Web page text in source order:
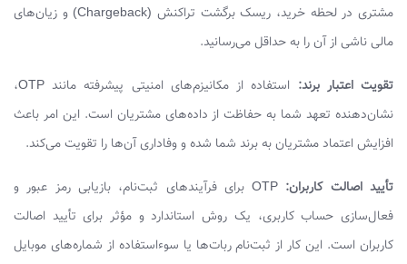
مشتری در لحظه خرید، ریسک برگشت تراکنش (Chargeback) و زیان‌های
مالی ناشی از آن را به حداقل می‌رسانید.
تقویت اعتبار برند:
استفاده از مکانیزم‌های امنیتی پیشرفته مانند OTP،
نشان‌دهنده تعهد شما به حفاظت از داده‌های مشتریان است. این امر باعث
افزایش اعتماد مشتریان به برند شما شده و وفاداری آن‌ها را تقویت می‌کند.
تأیید اصالت کاربران:
OTP برای فرآیندهای ثبت‌نام، بازیابی رمز عبور و
فعال‌سازی حساب کاربری، یک روش استاندارد و مؤثر برای تأیید اصالت
کاربران است. این کار از ثبت‌نام ربات‌ها یا سوءاستفاده از شماره‌های موبایل